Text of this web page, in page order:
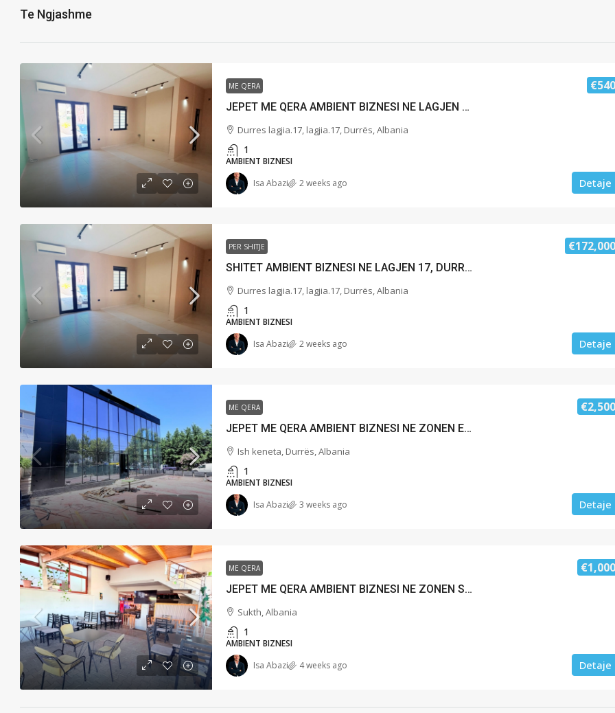
Te Ngjashme
ME QERA
JEPET ME QERA AMBIENT BIZNESI NE LAGJEN 17, DURRES
€540
Durres lagjia.17, lagjia.17, Durrës, Albania
1
AMBIENT BIZNESI
Detaje
Isa Abazi 2 weeks ago
PER SHITJE
SHITET AMBIENT BIZNESI NE LAGJEN 17, DURRES
€172,000
Durres lagjia.17, lagjia.17, Durrës, Albania
1
AMBIENT BIZNESI
Detaje
Isa Abazi 2 weeks ago
ME QERA
JEPET ME QERA AMBIENT BIZNESI NE ZONEN E ISH KENETES, DURRES
€2,500
Ish keneta, Durrës, Albania
1
AMBIENT BIZNESI
Detaje
Isa Abazi 3 weeks ago
ME QERA
JEPET ME QERA AMBIENT BIZNESI NE ZONEN SUKTH, DURRES
€1,000
Sukth, Albania
1
AMBIENT BIZNESI
Detaje
Isa Abazi 4 weeks ago